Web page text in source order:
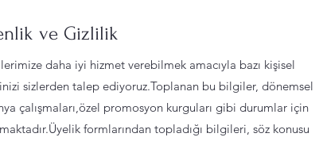
ve Gizlilik
daha iyi hizmet verebilmek amacıyla bazı kişisel
sizlerden talep ediyoruz.Toplanan bu bilgiler, dönemsel
çalışmaları,özel promosyon kurguları gibi durumlar için
formlarından topladığı bilgileri, söz konusu